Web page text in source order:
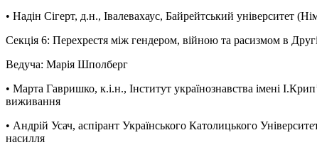
• Надін Сігерт, д.н., Івалевахаус, Байрейтський університет
Секція 6: Перехрестя між гендером, війною та расизмом в
Ведуча: Марія Шполберг
• Марта Гавришко, к.і.н., Інститут українознавства імені
виживання
• Андрій Усач, аспірант Українського Католицького
насилля